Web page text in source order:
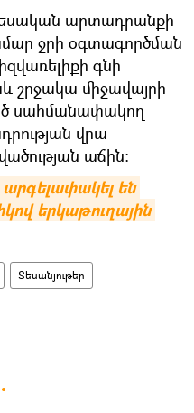
արտադրանքի
ջրի օգտագործման
գնի
շրջակա միջավայրի
սահմանափակող
վրա
աճին։
են
երկաթուղային
Տեսանյութեր